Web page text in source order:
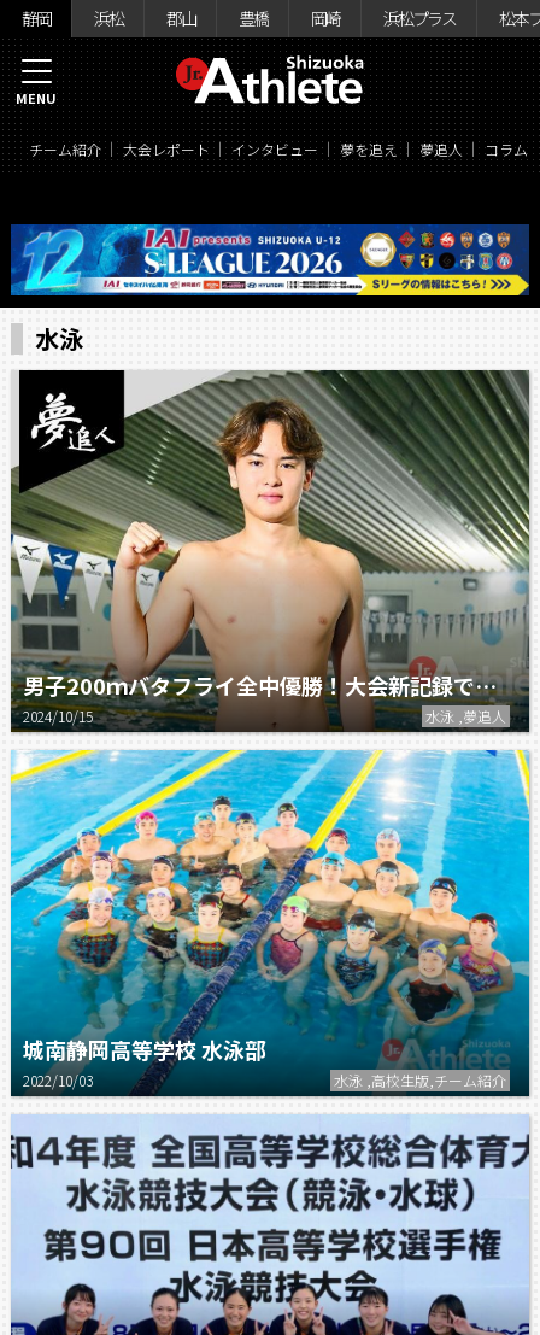
静岡 浜松 郡山 豊橋 岡崎 浜松プラス 松本
チーム紹介 大会レポート インタビュー 夢を追え 夢追人 コラム
MENU
水泳
男子200ｍバタフライ全中優勝！大会新記録で掴んだ日本一の栄冠！
2024/10/15 水泳 ,夢追人
城南静岡高等学校 水泳部
2022/10/03 水泳 ,高校生版,チーム紹介